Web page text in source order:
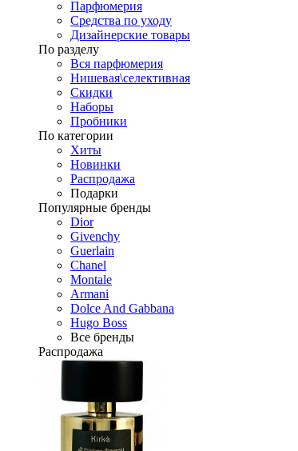
Парфюмерия
Средства по уходу
Дизайнерские товары
По разделу
Вся парфюмерия
Нишевая\селективная
Скидки
Наборы
Пробники
По категории
Хиты
Новинки
Распродажа
Подарки
Популярные бренды
Dior
Givenchy
Guerlain
Chanel
Montale
Armani
Dolce And Gabbana
Hugo Boss
Все бренды
Распродажа